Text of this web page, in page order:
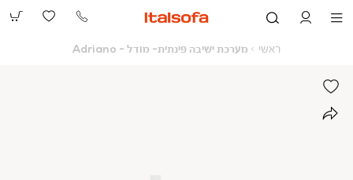
073-
ראשי ראשי
מערכת ישיבה פינתית- מודל - Adriano